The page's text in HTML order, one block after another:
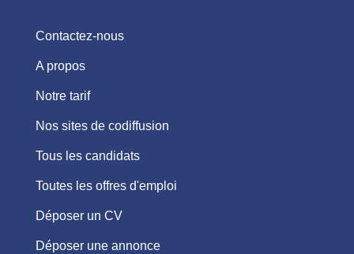
Contactez-nous
A propos
Notre tarif
Nos sites de codiffusion
Tous les candidats
Toutes les offres d'emploi
Déposer un CV
Déposer une annonce